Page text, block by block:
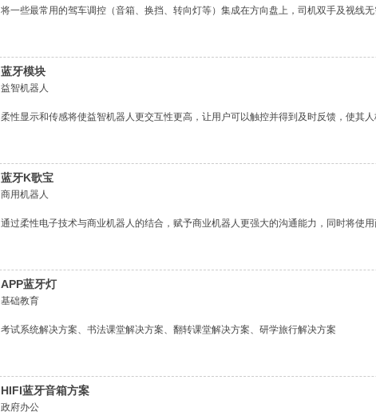
将一些最常用的驾车调控（音箱、换挡、转向灯等）集成在方向盘上，司机双手及视线
蓝牙模块
益智机器人
柔性显示和传感将使益智机器人更交互性更高，让用户可以触控并得到及时反馈，使其人
蓝牙K歌宝
商用机器人
通过柔性电子技术与商业机器人的结合，赋予商业机器人更强大的沟通能力，同时将使用
APP蓝牙灯
基础教育
考试系统解决方案、书法课堂解决方案、翻转课堂解决方案、研学旅行解决方案
HIFI蓝牙音箱方案
政府办公